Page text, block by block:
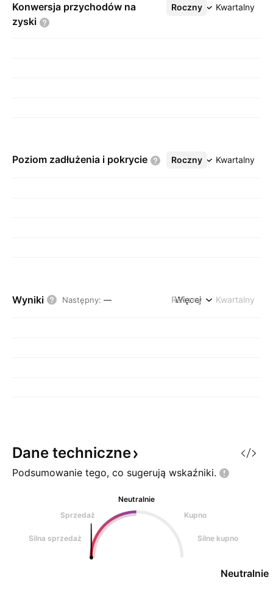
Konwersja przychodów na
zyski
Roczny Kwartalny
Więcej
Poziom zadłużenia i pokrycie Roczny Kwartalny
Więcej
Wyniki Następny: — Roczny Kwartalny
Więcej
Dane techniczne
Podsumowanie tego, co sugerują wskaźniki.
Neutralnie
Sprzedaż
Kupno
Silna sprzedaż Silne kupno
Neutralnie